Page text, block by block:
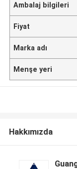
Ambalaj bilgileri
Fiyat
Marka adı
Menşe yeri
Hakkımızda